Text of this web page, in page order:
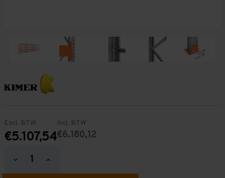
Excl. BTW
€5.107,54
Incl. BTW
€6.180,12
Hoeveelheid
verlagen
Hoeveelheid
verhogen